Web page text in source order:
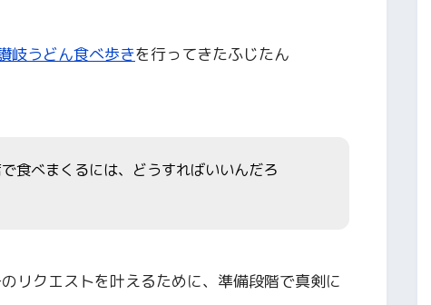
岐うどん食べ歩きを行ってきたふじたん
食べまくるには、どうすればいいんだろ
リクエストを叶えるために、準備段階で真剣に